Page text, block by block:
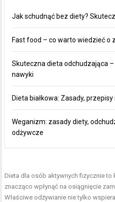
Jak schudnąć bez diety?
Fast food – co warto wiedzieć o
Skuteczna dieta odchudzająca –
nawyki
Dieta białkowa: Zasady,
Weganizm: zasady diety,
odżywcze
Dieta dla osób aktywnych fizycznie to
znacząco wpłynąć na osiągnięcie
Właściwe odżywianie nie tylko